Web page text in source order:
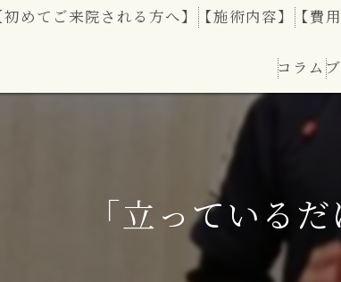
初めてご来院される方へ】 【施術内容】 【費
コラム
「立っている